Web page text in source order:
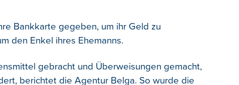
Bankkarte gegeben, um ihr Geld zu
den Enkel ihres Ehemanns.
gebracht und Überweisungen gemacht,
berichtet die Agentur Belga. So wurde die